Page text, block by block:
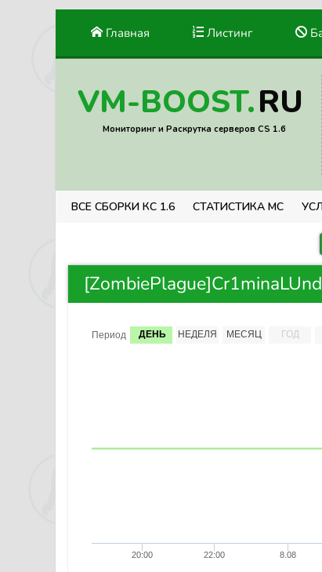
Главная Листинг
VM-BOOST.RU
Мониторинг и Раскрутка серверов CS 1.6
ВСЕ СБОРКИ КС 1.6 СТАТИСТИКА МС
Период ДЕНЬ НЕДЕЛЯ МЕСЯЦ ГОД
20:00 22:00 8.08